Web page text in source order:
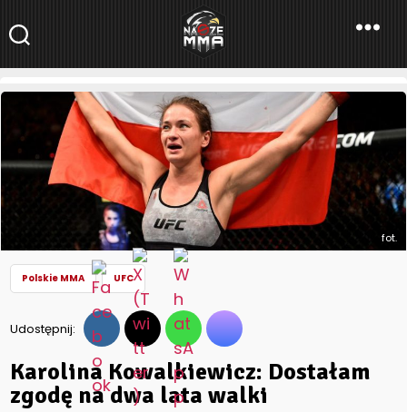
NaszeMMA
NaszeMMA.pl»Aktualności»Świat»UFC»Karolina Kowalkiewicz:
Dostałam zgodę na dwa lata walki
fot.
Polskie MMA UFC
Udostępnij:
Karolina Kowalkiewicz: Dostałam
zgodę na dwa lata walki